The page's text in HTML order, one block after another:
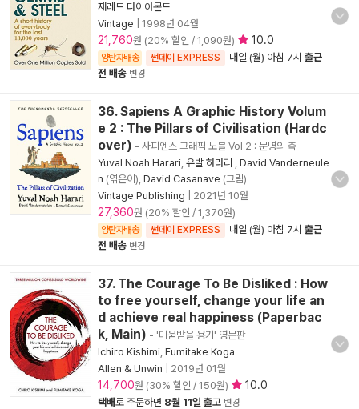
재레드 다이아몬드
Vintage
1998년 04월
21,760원 (20% 할인 / 1,090원) 10.0
양탄자배송 썬데이 EXPRESS 내일 (월) 아침 7시 출근
전 배송 변경
36. Sapiens A Graphic History Volum
e 2 : The Pillars of Civilisation (Hardc
over) - 사피엔스 그래픽 노블 Vol 2 : 문명의 축
Yuval Noah Harari 유발 하라리
David Vanderneule
n (엮은이), David Casanave (그림)
Vintage Publishing
2021년 10월
27,360원 (20% 할인 / 1,370원)
양탄자배송 썬데이 EXPRESS 내일 (월) 아침 7시 출근
전 배송 변경
37. The Courage To Be Disliked : How
to free yourself, change your life an
d achieve real happiness (Paperbac
k, Main) - '미움받을 용기' 영문판
Ichiro Kishimi Fumitake Koga
Allen & Unwin
2019년 01월
14,700원 (30% 할인 / 150원) 10.0
택배로 주문하면 8월 11일 출고 변경